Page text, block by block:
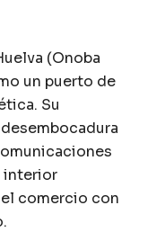
(Onoba
un puerto de
Su
interior
comercio con